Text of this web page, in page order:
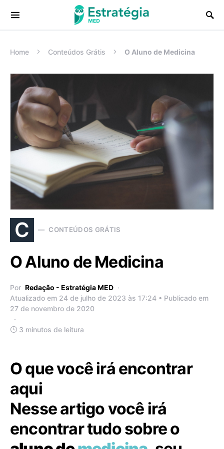
Procurar:
Home Conteúdos Grátis O Aluno de Medicina
C CONTEÚDOS GRÁTIS
O Aluno de Medicina
Por Redação - Estratégia MED
Atualizado em 24 de julho de 2023 às 17:24 • Publicado em
27 de novembro de 2020
3 minutos de leitura
O que você irá encontrar
aqui
Nesse artigo você irá
encontrar tudo sobre o